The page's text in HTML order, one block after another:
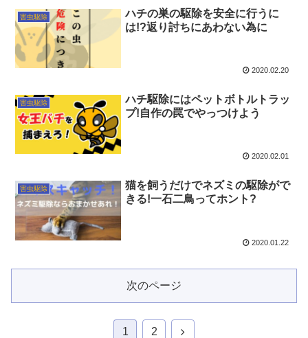
害虫駆除
ハチの巣の駆除を安全に行うに
は!?返り討ちにあわない為に
2020.02.20
害虫駆除
ハチ駆除にはペットボトルトラッ
プ!自作の罠でやっつけよう
2020.02.01
害虫駆除
猫を飼うだけでネズミの駆除がで
きる!一石二鳥ってホント?
2020.01.22
次のページ
1 2